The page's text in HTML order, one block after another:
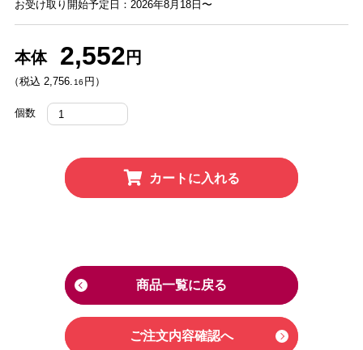
お受け取り開始予定日：2026年8月18日〜
本体 2,552 円
（税込 2,756. 16 円）
個数
カートに入れる
商品一覧に戻る
ご注文内容確認へ